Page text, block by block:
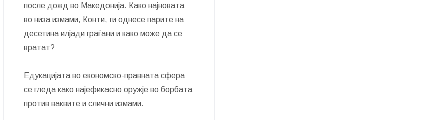
после дожд во Македонија. Како најновата
во низа измами, Конти, ги однесе парите на
десетина илјади граѓани и како може да се
вратат?
Едукацијата во економско-правната сфера
се гледа како најефикасно оружје во борбата
против ваквите и слични измами.